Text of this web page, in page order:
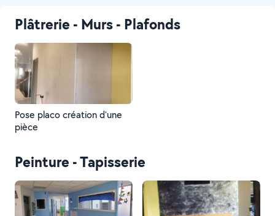
Plâtrerie - Murs - Plafonds
Pose placo création d'une
pièce
Peinture - Tapisserie